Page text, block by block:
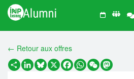
← Retour aux offres
PartagerLinkedIn
Bluesky
X Facebook
WhatsApp
WeChatMastodon